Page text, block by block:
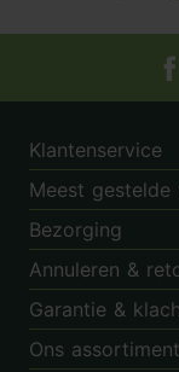
Klantenservice
Meest gestelde
Bezorging
Annuleren &
Garantie &
Ons assortiment